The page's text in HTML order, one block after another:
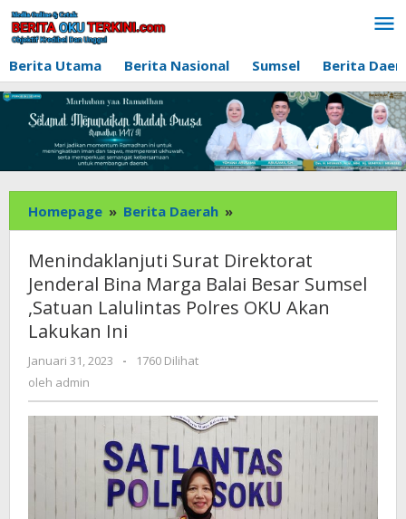
Lewati
ke
konten
Berita Utama
Berita Nasional Sumsel Berita
Homepage » Berita Daerah »
Surat
Direktorat
Jenderal
Bina
Marga
Polres
OKU
Akan
Lakukan
Ini
Menindaklanjuti Surat Direktorat
Jenderal Bina Marga Balai Besar Sumsel
,Satuan Lalulintas Polres OKU Akan
Lakukan Ini
Januari 31, 2023
oleh
-
1760 Dilihat
oleh admin